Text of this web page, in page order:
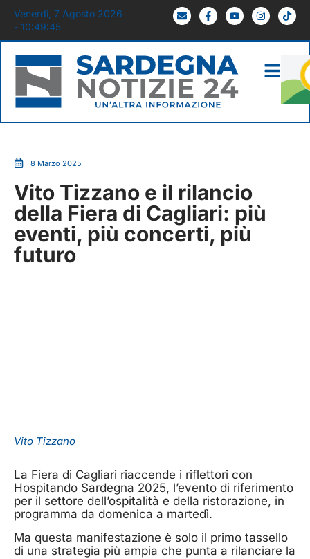
Venerdì, 7 Agosto 2026
- 10:49:46
8 Marzo 2025
Vito Tizzano e il rilancio
della Fiera di Cagliari: più
eventi, più concerti, più
futuro
Vito Tizzano
La Fiera di Cagliari riaccende i riflettori con
Hospitando Sardegna 2025, l’evento di riferimento
per il settore dell’ospitalità e della ristorazione, in
programma da domenica a martedì.
Ma questa manifestazione è solo il primo tassello
di una strategia più ampia che punta a rilanciare la